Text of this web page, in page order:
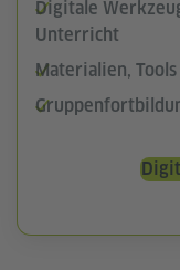
Digitale
Unterricht
Materialien,